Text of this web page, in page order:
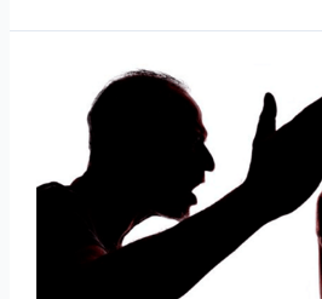
realocação
mulher
situação